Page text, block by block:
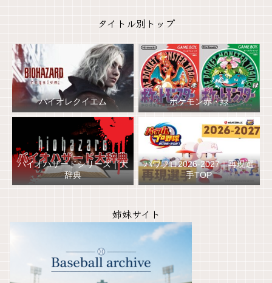
タイトル別トップ
バイオレクイエム ポケモン赤・緑
バイオハザードシリーズ｜大
辞典
パワプロ2026-2027｜再現選
手TOP
姉妹サイト